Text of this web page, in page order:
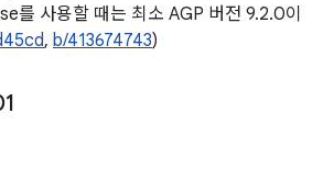
를 사용할 때는 최소 AGP 버전 9.2.0이
, b/413674743)